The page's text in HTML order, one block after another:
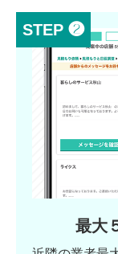
STEP ❷
最大